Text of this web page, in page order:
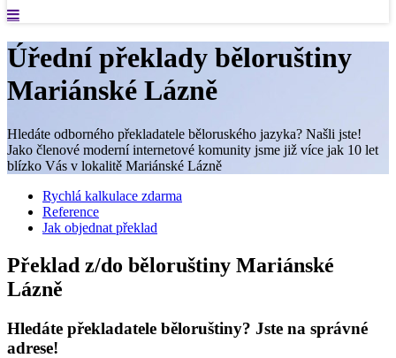
Úřední překlady běloruštiny
Mariánské Lázně
Hledáte odborného překladatele běloruského jazyka? Našli jste!
Jako členové moderní internetové komunity jsme již více jak 10 let
blízko Vás v lokalitě Mariánské Lázně
Rychlá kalkulace zdarma
Reference
Jak objednat překlad
Překlad z/do běloruštiny Mariánské
Lázně
Hledáte překladatele běloruštiny? Jste na správné
adrese!